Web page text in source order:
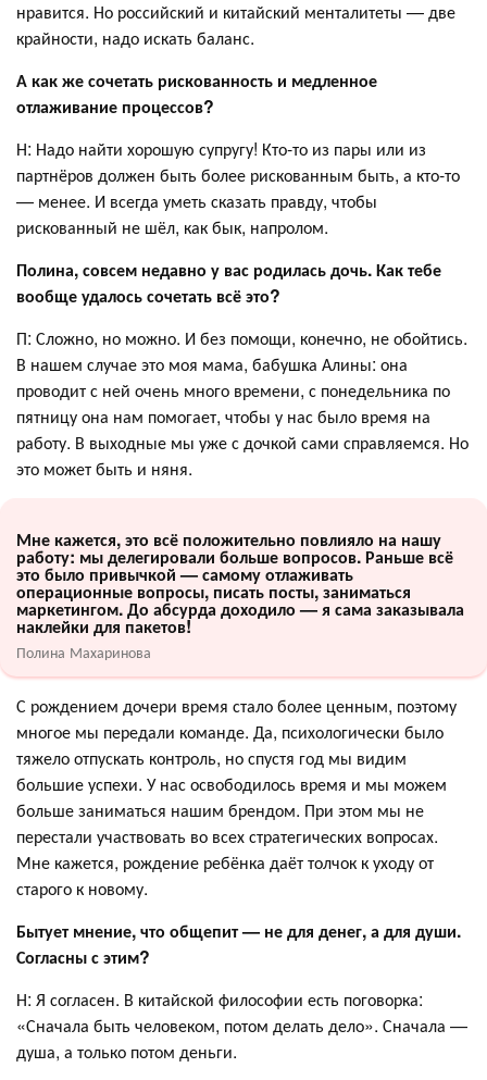
нравится. Но российский и китайский менталитеты — две
крайности, надо искать баланс.
А как же сочетать рискованность и медленное
отлаживание процессов?
Н: Надо найти хорошую супругу! Кто-то из пары или из
партнёров должен быть более рискованным быть, а кто-то
— менее. И всегда уметь сказать правду, чтобы
рискованный не шёл, как бык, напролом.
Полина, совсем недавно у вас родилась дочь. Как тебе
вообще удалось сочетать всё это?
П: Сложно, но можно. И без помощи, конечно, не обойтись.
В нашем случае это моя мама, бабушка Алины: она
проводит с ней очень много времени, с понедельника по
пятницу она нам помогает, чтобы у нас было время на
работу. В выходные мы уже с дочкой сами справляемся. Но
это может быть и няня.
Мне кажется, это всё положительно повлияло на нашу
работу: мы делегировали больше вопросов. Раньше всё
это было привычкой — самому отлаживать
операционные вопросы, писать посты, заниматься
маркетингом. До абсурда доходило — я сама заказывала
наклейки для пакетов!
Полина Махаринова
С рождением дочери время стало более ценным, поэтому
многое мы передали команде. Да, психологически было
тяжело отпускать контроль, но спустя год мы видим
большие успехи. У нас освободилось время и мы можем
больше заниматься нашим брендом. При этом мы не
перестали участвовать во всех стратегических вопросах.
Мне кажется, рождение ребёнка даёт толчок к уходу от
старого к новому.
Бытует мнение, что общепит — не для денег, а для души.
Согласны с этим?
Н: Я согласен. В китайской философии есть поговорка:
«Сначала быть человеком, потом делать дело». Сначала —
душа, а только потом деньги.